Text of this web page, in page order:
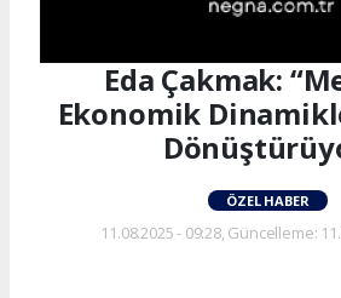
Eda Çakmak:
Ekonomik
ÖZEL HABER
11.08.2025 - 09:28, Güncelleme: